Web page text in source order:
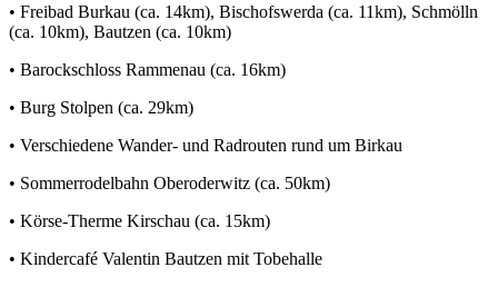
• Freibad Burkau (ca. 14km), Bischofswerda (ca. 11km), Schmölln
(ca. 10km), Bautzen (ca. 10km)
• Barockschloss Rammenau (ca. 16km)
• Burg Stolpen (ca. 29km)
• Verschiedene Wander- und Radrouten rund um Birkau
• Sommerrodelbahn Oberoderwitz (ca. 50km)
• Körse-Therme Kirschau (ca. 15km)
• Kindercafé Valentin Bautzen mit Tobehalle